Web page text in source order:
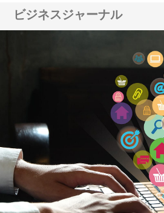
ビジネスジャーナル